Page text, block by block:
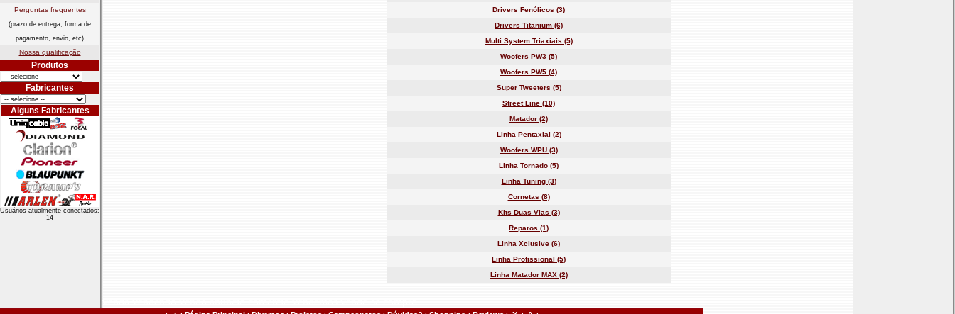
Perguntas frequentes
(prazo de entrega, forma de
pagamento, envio, etc)
Nossa qualificação
Produtos
Fabricantes
Alguns Fabricantes
Usuários atualmente conectados:
14
Drivers Fenólicos (3)
Drivers Titanium (6)
Multi System Triaxiais (5)
Woofers PW3 (5)
Woofers PW5 (4)
Super Tweeters (5)
Street Line (10)
Matador (2)
Linha Pentaxial (2)
Woofers WPU (3)
Linha Tornado (5)
Linha Tuning (3)
Cornetas (8)
Kits Duas Vias (3)
Reparos (1)
Linha Xclusive (6)
Linha Profissional (5)
Linha Matador MAX (2)